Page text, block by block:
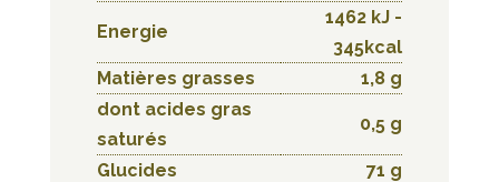
Energie
1462 kJ -
345kcal
Matières grasses
1,8 g
dont acides gras
saturés
0,5 g
Glucides
71 g